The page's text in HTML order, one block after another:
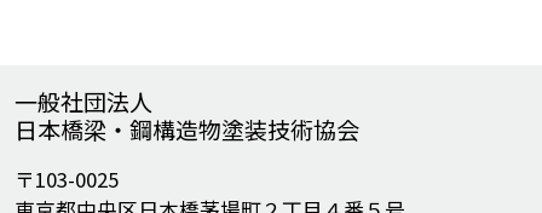
一般社団法人
日本橋梁・鋼構造物塗装技術協会
〒103-0025